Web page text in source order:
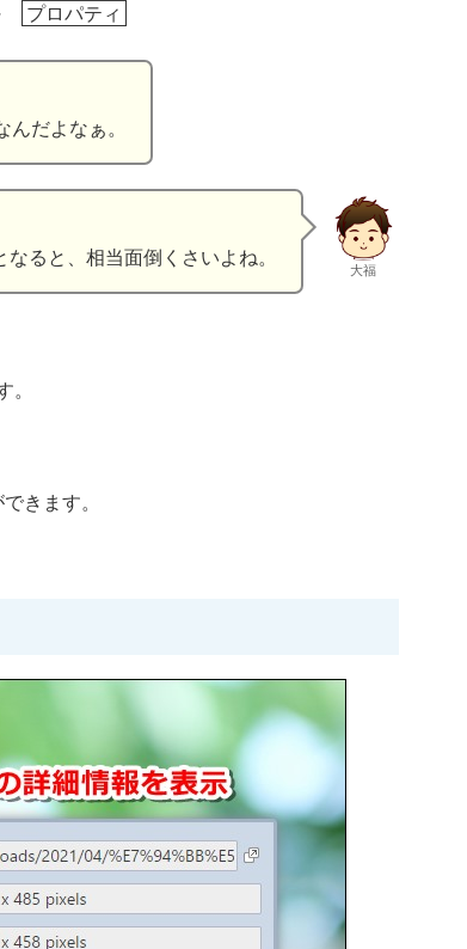
プロパティ
だよなぁ。
ると、相当面倒くさいよね。
大福
きます。